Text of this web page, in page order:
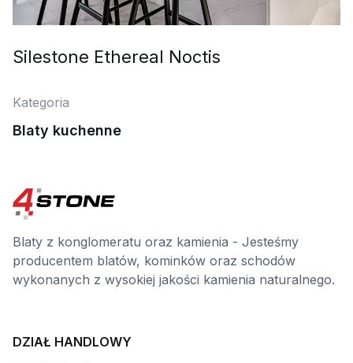
Silestone Ethereal Noctis
Kategoria
Blaty kuchenne
Blaty z konglomeratu oraz kamienia - Jesteśmy
producentem blatów, kominków oraz schodów
wykonanych z wysokiej jakości kamienia naturalnego.
DZIAŁ HANDLOWY